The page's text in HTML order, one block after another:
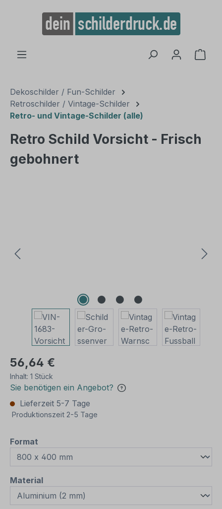
springen
Dekoschilder / Fun-Schilder
Retroschilder / Vintage-Schilder
Retro- und Vintage-Schilder (alle)
Retro Schild Vorsicht - Frisch
gebohnert
56,64 €
Inhalt: 1 Stück
Sie benötigen ein Angebot?
Lieferzeit 5-7 Tage
Produktionszeit 2-5 Tage
Format
Materialauswählen